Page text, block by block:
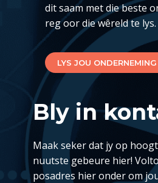
dit saam met die beste
reg oor die wêreld te lys.
LYS JOU ONDERNEMING
Bly in
Maak seker dat jy op
nuutste gebeure hier!
posadres hier onder om